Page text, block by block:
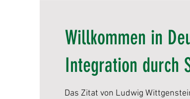
Willkommen in
Integration durch
Das Zitat von Ludwig